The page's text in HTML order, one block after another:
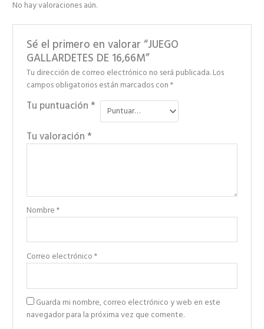
No hay valoraciones aún.
Sé el primero en valorar “JUEGO
GALLARDETES DE 16,66M”
Tu dirección de correo electrónico no será publicada.Los
campos obligatorios están marcados con*
Tu puntuación*
Tu valoración*
Nombre*
Correo electrónico*
Guarda mi nombre, correo electrónico y web en este
navegador para la próxima vez que comente.